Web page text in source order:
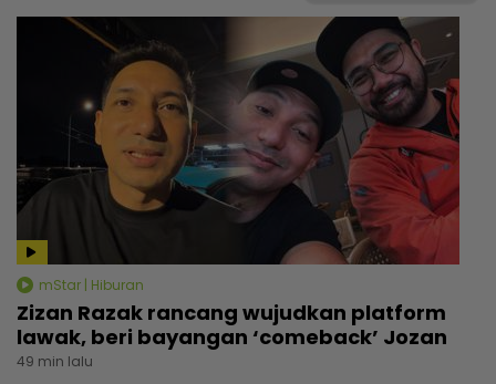
mStar | Hiburan
Zizan Razak rancang wujudkan platform
lawak, beri bayangan ‘comeback’ Jozan
49 min lalu